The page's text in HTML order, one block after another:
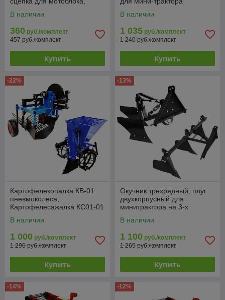
В наличии
360 руб./комплект
457 руб./комплект
Купить
В наличии
1 035 руб./комплект
1 240 руб./комплект
Купить
-22%
Картофелекопалка КВ-01
пневмоколеса,
Картофелесажалка КС01-01
минитрактора
В наличии
1 000 руб./комплект
1 290 руб./комплект
Купить
-13%
Окучник трехрядный, плуг
двухкорпусный для
минитрактора на 3-х
В наличии
1 100 руб./комплект
1 265 руб./комплект
Купить
-14% -12%